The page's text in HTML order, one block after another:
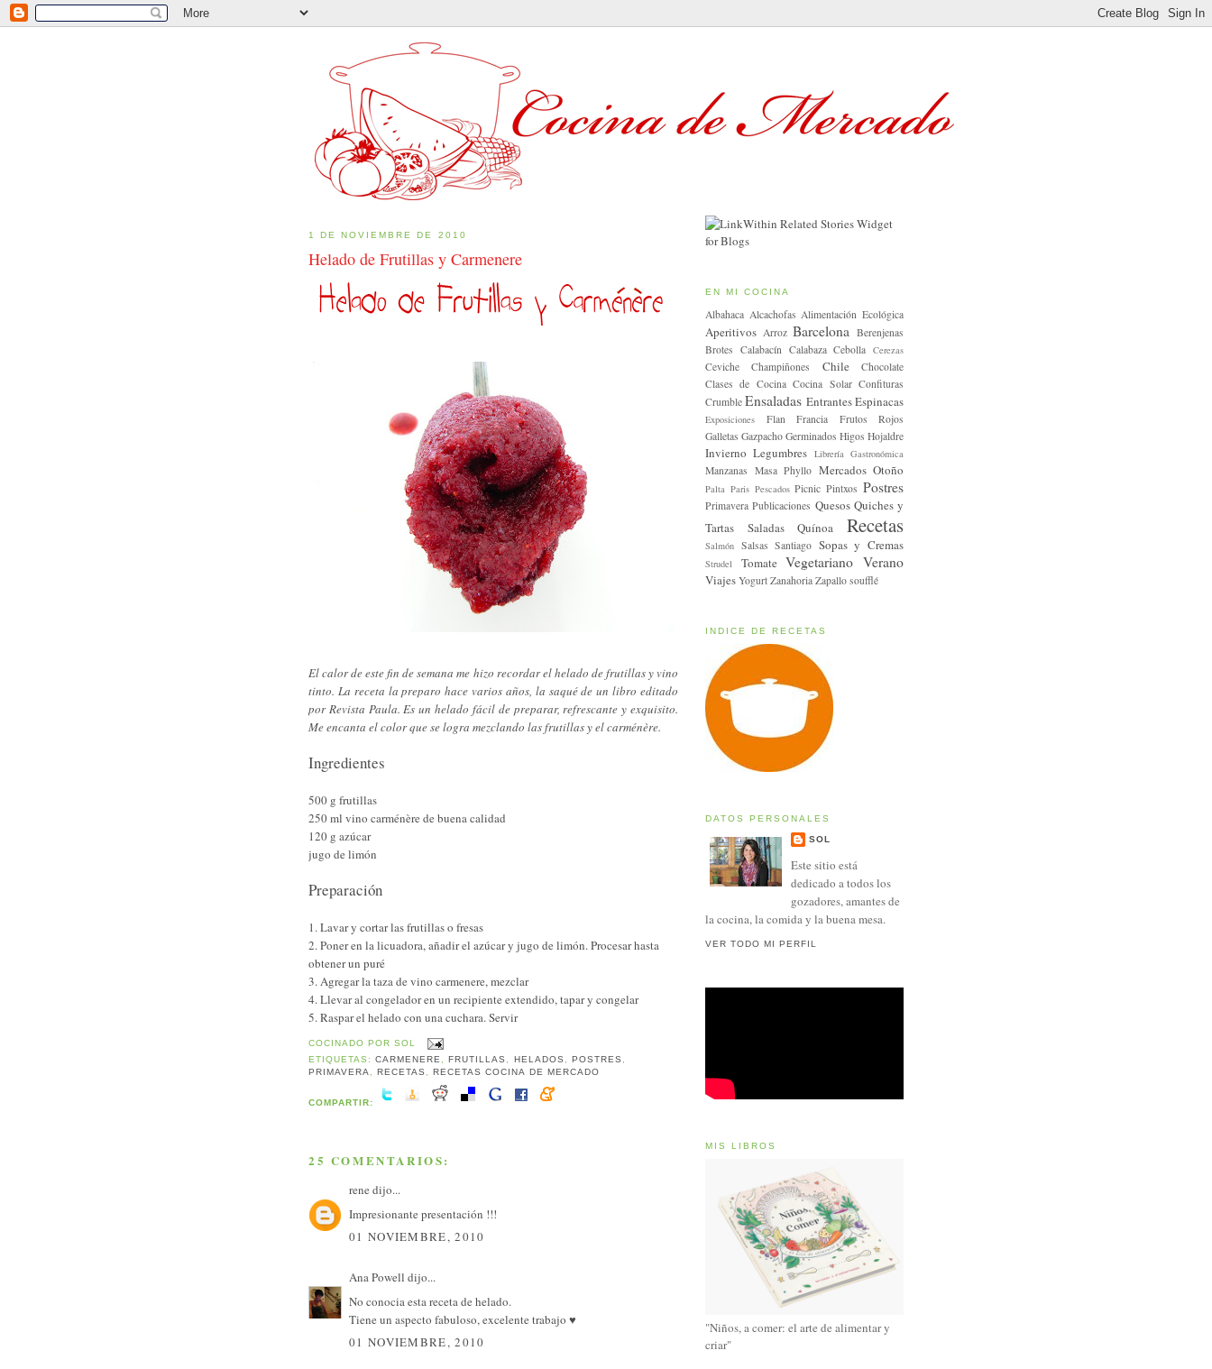
1 DE NOVIEMBRE DE 2010
Helado de Frutillas y Carmenere
El calor de este fin de semana me hizo recordar el helado de frutillas y vino
tinto. La receta la preparo hace varios años, la saqué de un libro editado
por Revista Paula. Es un helado fácil de preparar, refrescante y exquisito.
Me encanta el color que se logra mezclando las frutillas y el carménère.
Ingredientes
500 g frutillas
250 ml vino carménère de buena calidad
120 g azúcar
jugo de limón
Preparación
1. Lavar y cortar las frutillas o fresas
2. Poner en la licuadora, añadir el azúcar y jugo de limón. Procesar hasta
obtener un puré
3. Agregar la taza de vino carmenere, mezclar
4. Llevar al congelador en un recipiente extendido, tapar y congelar
5. Raspar el helado con una cuchara. Servir
COCINADO PORSOL
ETIQUETAS:CARMENERE, FRUTILLAS , HELADOS , POSTRES ,
PRIMAVERA, RECETAS , RECETAS COCINA DE MERCADO
COMPARTIR:
25 COMENTARIOS:
rene dijo...
Impresionante presentación !!!
01 NOVIEMBRE, 2010
Ana Powell dijo...
No conocia esta receta de helado.
Tiene un aspecto fabuloso, excelente trabajo ♥
01 NOVIEMBRE, 2010
EN MI COCINA
Albahaca Alcachofas Alimentación Ecológica
Aperitivos Arroz Barcelona
Berenjenas
Brotes Calabacín Calabaza Cebolla Cerezas
Ceviche Champiñones Chile
Chocolate
Clases de Cocina Cocina Solar Confituras
Crumble Ensaladas EntrantesEspinacas
Exposiciones Flan Francia
Frutos Rojos
Galletas Gazpacho Germinados Higos Hojaldre
Invierno Legumbres Librería Gastronómica
Manzanas Masa Phyllo Mercados Otoño
Palta Paris Pescados Picnic Pintxos Postres
Primavera Publicaciones Quesos Quiches y
Tartas Saladas
Quínoa Recetas
Salmón Salsas Santiago Sopas y Cremas
Strudel Tomate Vegetariano Verano
Viajes Yogurt Zanahoria Zapallo soufflé
INDICE DE RECETAS
DATOS PERSONALES
SOL
Este sitio está
dedicado a todos los
gozadores, amantes de
la cocina, la comida y la buena mesa.
VER TODO MI PERFIL
MIS LIBROS
"Niños, a comer: el arte de alimentar y
criar"